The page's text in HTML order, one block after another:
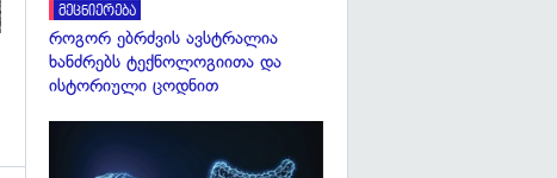
მეცნიერება
როგორ ებრძვის ავსტრალია
ხანძრებს ტექნოლოგიითა და
ისტორიული ცოდნით